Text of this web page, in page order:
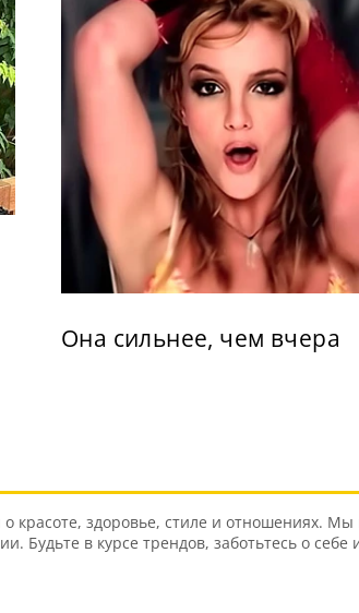
Она сильнее, чем вчера
здоровье, стиле и отношениях. Мы
Будьте в курсе трендов, заботьтесь о